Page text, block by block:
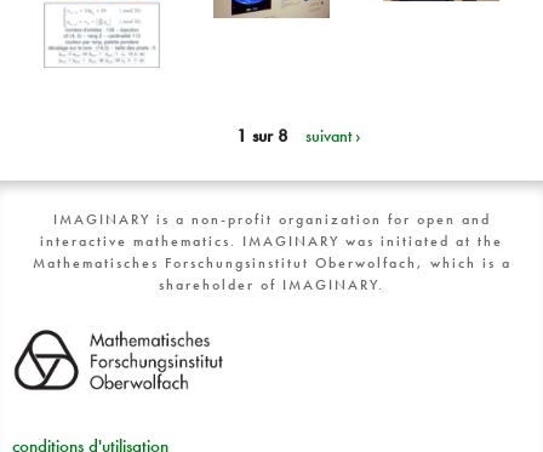
1 sur 8 suivant ›
IMAGINARY is a non-profit organization for open and
interactive mathematics. IMAGINARY was initiated at the
Mathematisches Forschungsinstitut Oberwolfach, which is a
shareholder of IMAGINARY.
conditions d'utilisation